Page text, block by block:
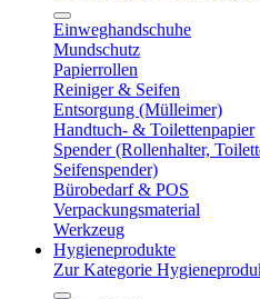
Einweghandschuhe
Mundschutz
Papierrollen
Reiniger & Seifen
Entsorgung (Mülleimer)
Handtuch- & Toilettenpapier
Spender (Rollenhalter,
Seifenspender)
Bürobedarf & POS
Verpackungsmaterial
Werkzeug
Hygieneprodukte
Zur Kategorie